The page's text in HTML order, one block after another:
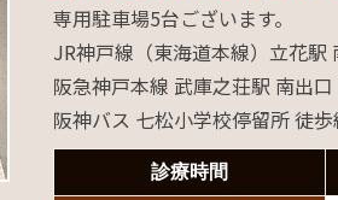
専用駐車場5台ございます。
JR神戸線（東海道本線）立花駅
阪急神戸本線 武庫之荘駅 南出
阪神バス 七松小学校停留所 徒
診療時間